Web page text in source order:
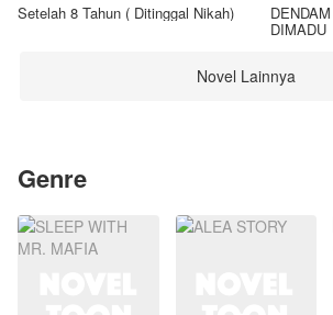
Setelah 8 Tahun ( Ditinggal Nikah)
DIMADU
Novel Lainnya
Genre